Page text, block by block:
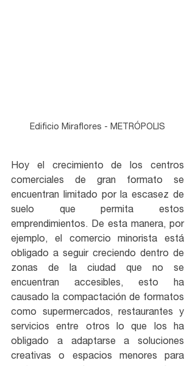
Edificio Miraflores - METRÓPOLIS
Hoy el crecimiento de los centros
comerciales de gran formato se
encuentran limitado por la escasez de
suelo que permita estos
emprendimientos. De esta manera, por
ejemplo, el comercio minorista está
obligado a seguir creciendo dentro de
zonas de la ciudad que no se
encuentran accesibles, esto ha
causado la compactación de formatos
como supermercados, restaurantes y
servicios entre otros lo que los ha
obligado a adaptarse a soluciones
creativas o espacios menores para